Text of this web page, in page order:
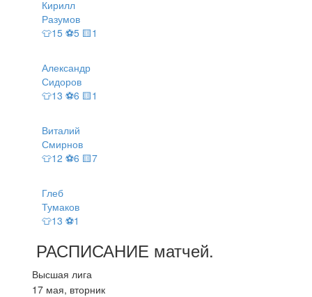
Кирилл
Разумов
👕15 ⚽5 🟨1
Александр
Сидоров
👕13 ⚽6 🟨1
Виталий
Смирнов
👕12 ⚽6 🟨7
Глеб
Тумаков
👕13 ⚽1
РАСПИСАНИЕ матчей.
Высшая лига
17 мая, вторник